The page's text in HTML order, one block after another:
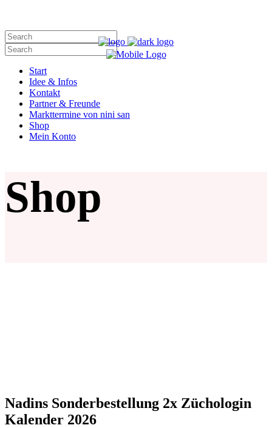
Start
Idee & Infos
Kontakt
Partner & Freunde
Markttermine von nini san
Shop
Mein Konto
Shop
Nadins Sonderbestellung 2x Züchologin
Kalender 2026